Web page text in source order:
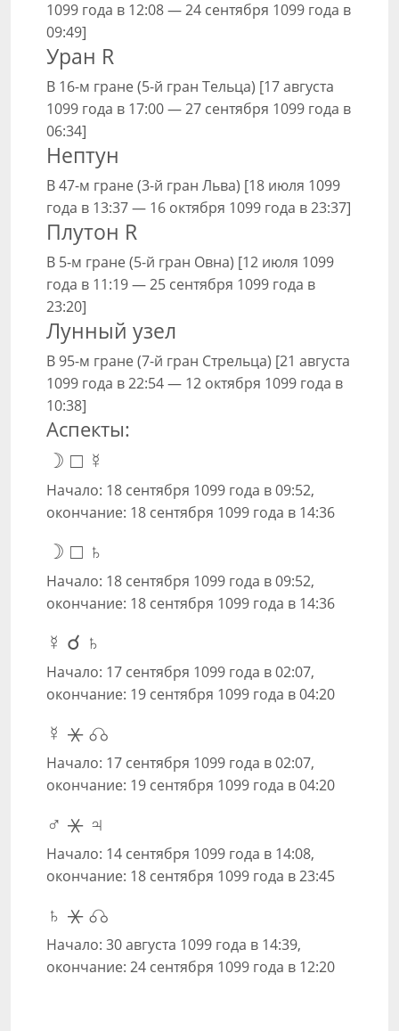
1099 года в 12:08 — 24 сентября 1099 года в
09:49]
Уран R
В 16-м гране (5-й гран Тельца) [17 августа
1099 года в 17:00 — 27 сентября 1099 года в
06:34]
Нептун
В 47-м гране (3-й гран Льва) [18 июля 1099
года в 13:37 — 16 октября 1099 года в 23:37]
Плутон R
В 5-м гране (5-й гран Овна) [12 июля 1099
года в 11:19 — 25 сентября 1099 года в
23:20]
Лунный узел
В 95-м гране (7-й гран Стрельца) [21 августа
1099 года в 22:54 — 12 октября 1099 года в
10:38]
Аспекты:
☽ □ ☿
Начало: 18 сентября 1099 года в 09:52,
окончание: 18 сентября 1099 года в 14:36
☽ □ ♄
Начало: 18 сентября 1099 года в 09:52,
окончание: 18 сентября 1099 года в 14:36
☿ ☌ ♄
Начало: 17 сентября 1099 года в 02:07,
окончание: 19 сентября 1099 года в 04:20
☿ ⚹ ☊
Начало: 17 сентября 1099 года в 02:07,
окончание: 19 сентября 1099 года в 04:20
♂ ⚹ ♃
Начало: 14 сентября 1099 года в 14:08,
окончание: 18 сентября 1099 года в 23:45
♄ ⚹ ☊
Начало: 30 августа 1099 года в 14:39,
окончание: 24 сентября 1099 года в 12:20